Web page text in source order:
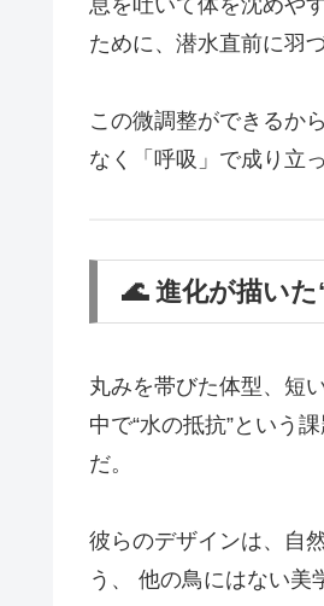
ために、潜水直前に羽
この微調整ができるか
なく「呼吸」で成り立
🌊 進化が描い
丸みを帯びた体型、短
中で“水の抵抗”という
だ。
彼らのデザインは、自
う、 他の鳥にはない美